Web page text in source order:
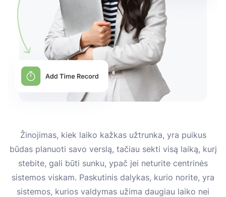
Žinojimas, kiek laiko kažkas užtrunka, yra puikus
būdas planuoti savo verslą, tačiau sekti visą laiką, kurį
stebite, gali būti sunku, ypač jei neturite centrinės
sistemos viskam. Paskutinis dalykas, kurio norite, yra
sistemos, kurios valdymas užima daugiau laiko nei